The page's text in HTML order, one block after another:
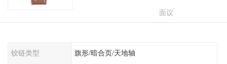
面议
铰链类型 旗形/暗合页/天地轴